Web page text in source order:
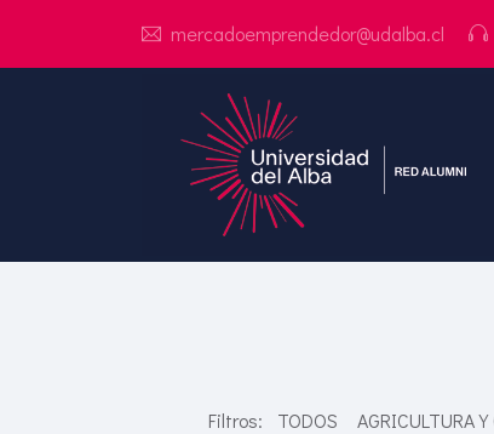
mercadoemprendedor@udalba.cl
Filtros: TODOS AGRICULTURA